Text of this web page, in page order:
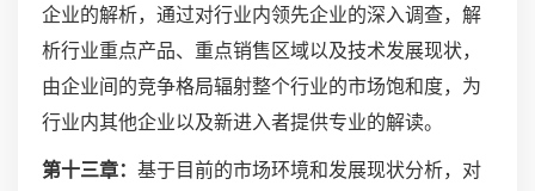
企业的解析，通过对行业内领先企业的深入调查，解
析行业重点产品、重点销售区域以及技术发展现状，
由企业间的竞争格局辐射整个行业的市场饱和度，为
行业内其他企业以及新进入者提供专业的解读。
第十三章： 基于目前的市场环境和发展现状分析，对